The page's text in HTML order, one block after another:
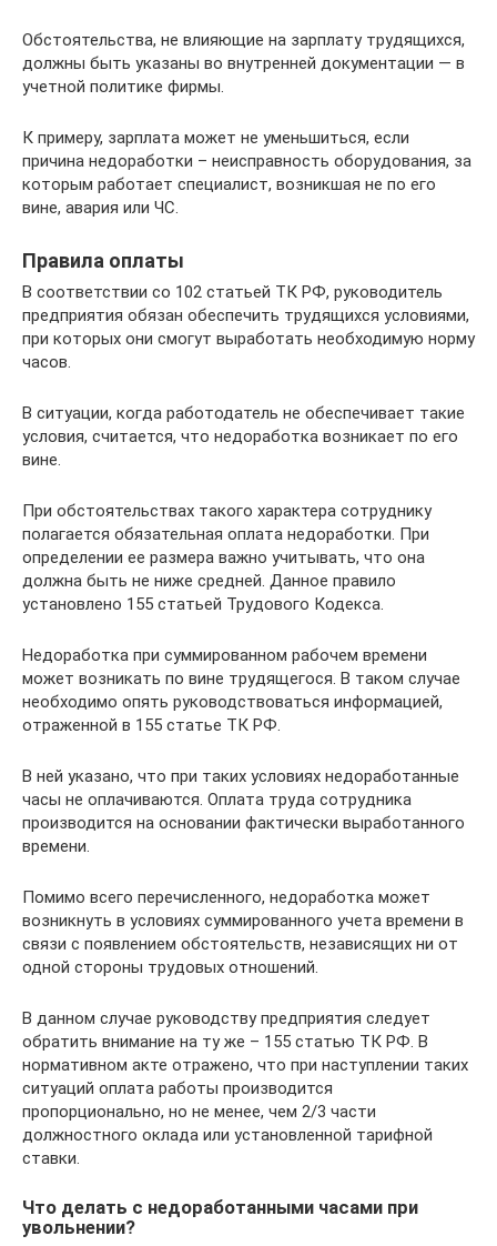
Обстоятельства, не влияющие на зарплату трудящихся,
должны быть указаны во внутренней документации — в
учетной политике фирмы.
К примеру, зарплата может не уменьшиться, если
причина недоработки – неисправность оборудования, за
которым работает специалист, возникшая не по его
вине, авария или ЧС.
Правила оплаты
В соответствии со 102 статьей ТК РФ, руководитель
предприятия обязан обеспечить трудящихся условиями,
при которых они смогут выработать необходимую норму
часов.
В ситуации, когда работодатель не обеспечивает такие
условия, считается, что недоработка возникает по его
вине.
При обстоятельствах такого характера сотруднику
полагается обязательная оплата недоработки. При
определении ее размера важно учитывать, что она
должна быть не ниже средней. Данное правило
установлено 155 статьей Трудового Кодекса.
Недоработка при суммированном рабочем времени
может возникать по вине трудящегося. В таком случае
необходимо опять руководствоваться информацией,
отраженной в 155 статье ТК РФ.
В ней указано, что при таких условиях недоработанные
часы не оплачиваются. Оплата труда сотрудника
производится на основании фактически выработанного
времени.
Помимо всего перечисленного, недоработка может
возникнуть в условиях суммированного учета времени в
связи с появлением обстоятельств, независящих ни от
одной стороны трудовых отношений.
В данном случае руководству предприятия следует
обратить внимание на ту же – 155 статью ТК РФ. В
нормативном акте отражено, что при наступлении таких
ситуаций оплата работы производится
пропорционально, но не менее, чем 2/3 части
должностного оклада или установленной тарифной
ставки.
Что делать с недоработанными часами при
увольнении?